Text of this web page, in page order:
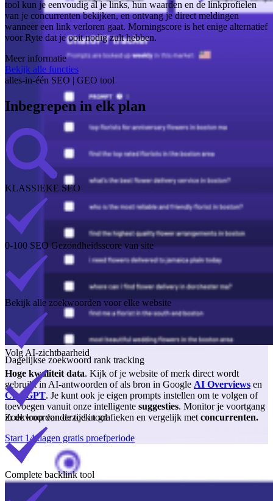
Volg AI-zichtbaarheid
Hoge kwaliteit data. Kijk of je website of merk direct wordt
gebruikt in AI-antwoorden of als bron in Google AI Overviews en
ChatGPT. Je kunt ook je eigen prompts instellen om te volgen of
toevoegen vanuit onze intelligente suggesties. Monitor je voortgang
in de loop van de tijd in grafieken en vergelijk metconcurrenten.
Start 14 dagen gratis proefperiode
tool kun je eenvoudig al je links, hun waarden en de linkprofielen
van je concurrenten bekijken, en ontvang je direct meldingen
wanneer een link verloren gaat. Morningscore is het enige alternatief
voor Ryte dat je ooit nodig zult hebben.
Meer informatie
Bekijk alle functies
alles-in-één SEO | GEO tool
Inbegrepen in elk plan
KLASSIEKE SEO
0-100 SEO Gezondheidsscore van site
Bekijk alle zoekwoorden voor elke website
Dagelijkse zoekwoord rank tracking
Zoekwoordonderzoek tool
Complete backlink tool